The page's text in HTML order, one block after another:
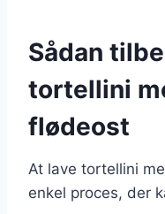
Sådan
tortellini
flødeost
At lave tortellini
enkel proces, der